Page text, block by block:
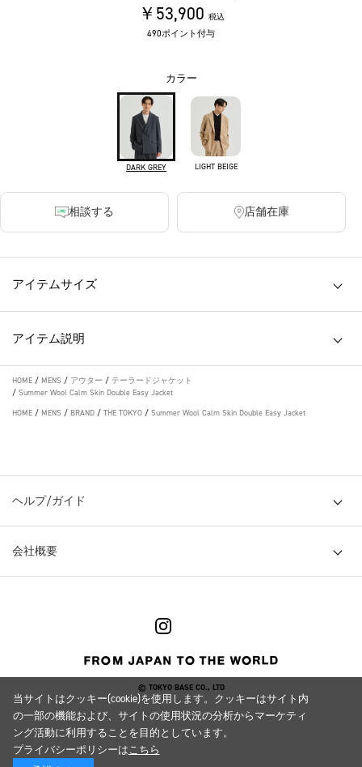
￥53,900 税込
490ポイント付与
カラー
DARK GREY LIGHT BEIGE
相談する 店舗在庫
アイテムサイズ
アイテム説明
HOME / MENS / アウター / テーラードジャケット
/ Summer Wool Calm Skin Double Easy Jacket
HOME / MENS / BRAND / THE TOKYO / Summer Wool Calm Skin Double Easy Jacket
ヘルプ/ガイド
会社概要
© TOKYO BASE CO., LTD
当サイトはクッキー(cookie)を使用します。クッキーはサイト内
の一部の機能および、サイトの使用状況の分析からマーケティ
ング活動に利用することを目的としています。
プライバシーポリシーはこちら